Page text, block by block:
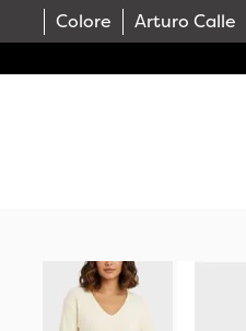
Colore Arturo Calle